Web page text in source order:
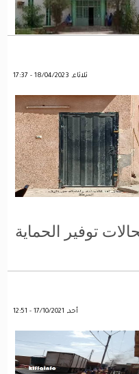
ثلاثاء, 18/04/2023 - 17:37
توفير الحماية
أحد, 17/10/2021 - 12:51